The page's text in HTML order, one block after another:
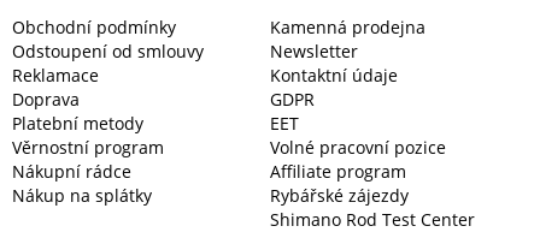
Obchodní podmínky
Odstoupení od smlouvy
Reklamace
Doprava
Platební metody
Věrnostní program
Nákupní rádce
Nákup na splátky
Kamenná prodejna
Newsletter
Kontaktní údaje
GDPR
EET
Volné pracovní pozice
Affiliate program
Rybářské zájezdy
Shimano Rod Test Center